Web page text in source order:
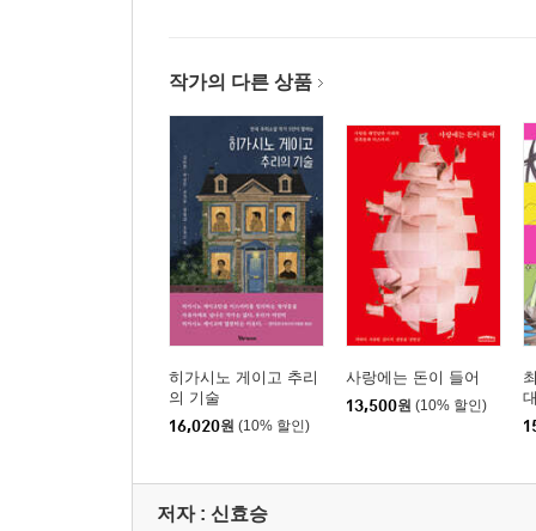
작가의 다른 상품
히가시노 게이고 추리
의 기술
16,020원 (10% 할인)
사랑에는 돈이 들어
13,500원 (10% 할인)
저자 : 신효승